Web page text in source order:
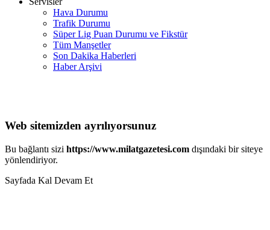
Hava Durumu
Trafik Durumu
Süper Lig Puan Durumu ve Fikstür
Tüm Manşetler
Son Dakika Haberleri
Haber Arşivi
Web sitemizden ayrılıyorsunuz
Bu bağlantı sizi https://www.milatgazetesi.com dışındaki bir siteye
yönlendiriyor.
Sayfada Kal Devam Et